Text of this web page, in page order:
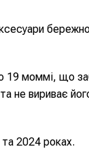
моммі, що
не вириває
2024 роках.